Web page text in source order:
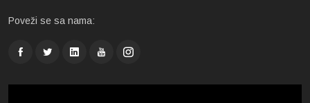
Poveži se sa nama: